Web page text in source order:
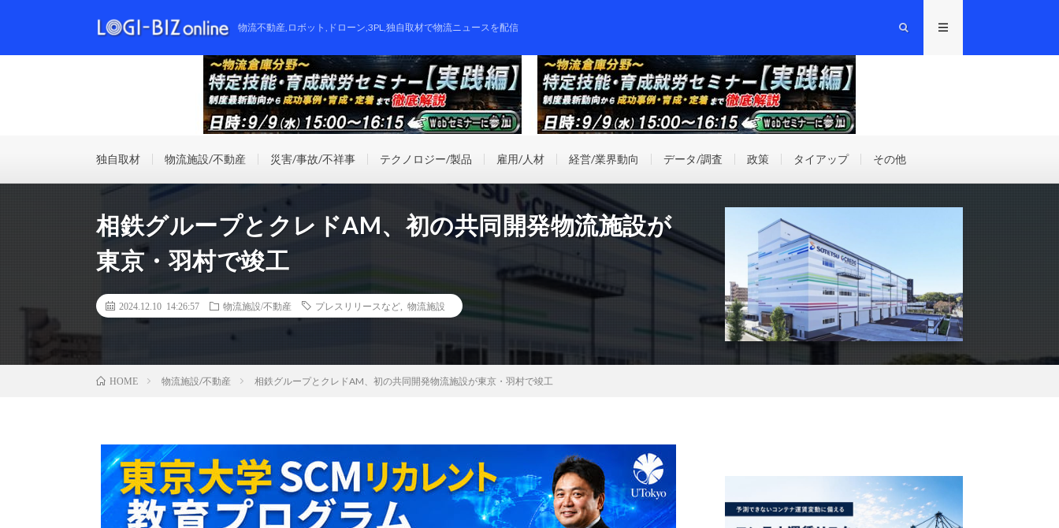
物流不動産,ロボット,ドローン,3PL,独自取材で物流ニュースを配信
独自取材 物流施設/不動産 災害/事故/不祥事 テクノロジー/製品 雇用/人材 経営/業界動向 データ/調査 政策 タイアップ その他
相鉄グループとクレドAM、初の共同開発物流施設が
東京・羽村で竣工
2024.12.10 14:26:57 物流施設/不動産 プレスリリースなど 物流施設
HOME 物流施設/不動産 相鉄グループとクレドAM、初の共同開発物流施設が東京・羽村で竣工